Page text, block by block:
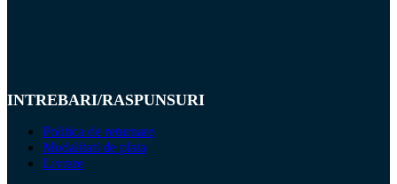
INTREBARI/RASPUNSURI
Politica de returnare
Modalitati de plata
Livrare